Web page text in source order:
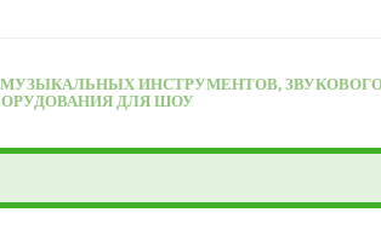
ИНСТРУМЕНТОВ,
ДЛЯ ШОУ